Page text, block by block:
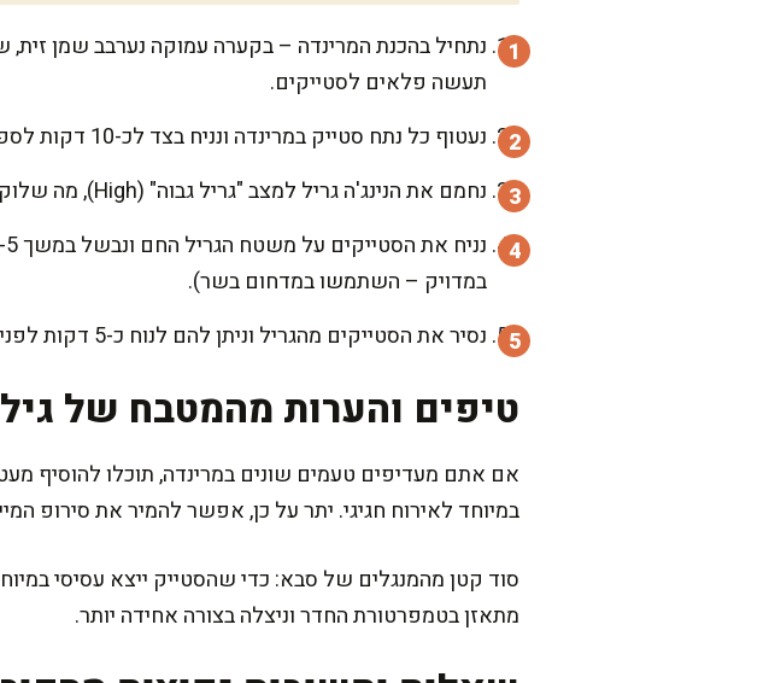
נתחיל בהכנת המרינדה – בקערה עמוקה נערבב שמן זית,
תעשה פלאים לסטייקים.
נעטוף כל נתח סטייק במרינדה ונניח בצד לכ-10 דקות לספיגת טעמים (ובינתיים תנו לעצמכם רגע להירגע עם כוס תה).
נחמם את הנינג'ה גריל למצב "גריל גבוה" (High), מה שלוקח בד"כ כ-8 דקות בלבד.
במדויק – השתמשו במדחום בשר).
נסיר את הסטייקים מהגריל וניתן להם לנוח כ-5 דקות לפני ההגשה, כדי שכל המיצים ייספגו בחזרה בבשר.
טיפים והערות מהמטבח של
אם אתם מעדיפים טעמים שונים במרינדה, תוכלו להוסיף
במיוחד לאירוח חגיגי. יתר על כן, אפשר להמיר את סירופ
מתאזן בטמפרטורת החדר וניצלה בצורה אחידה יותר.